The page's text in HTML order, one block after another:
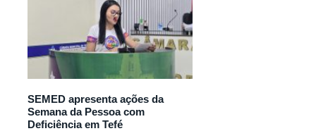
SEMED apresenta ações da
Semana da Pessoa com
Deficiência em Tefé